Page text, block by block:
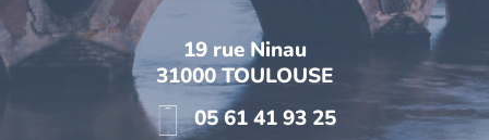
19 rue Ninau
31000 TOULOUSE
05 61 41 93 25